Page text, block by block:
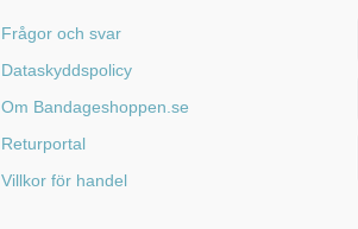
Frågor och svar
Dataskyddspolicy
Om Bandageshoppen.se
Returportal
Villkor för handel